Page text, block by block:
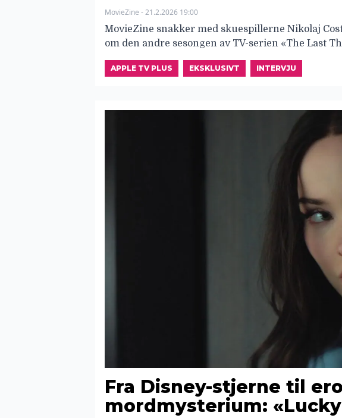
MovieZine - 21.2.2026 19:00
MovieZine snakker med skuespillerne Nikolaj
om den andre sesongen av TV-serien «The Last
APPLE TV PLUS EKSKLUSIVT INTERVJU
Fra Disney-stjerne til
mordmysterium: